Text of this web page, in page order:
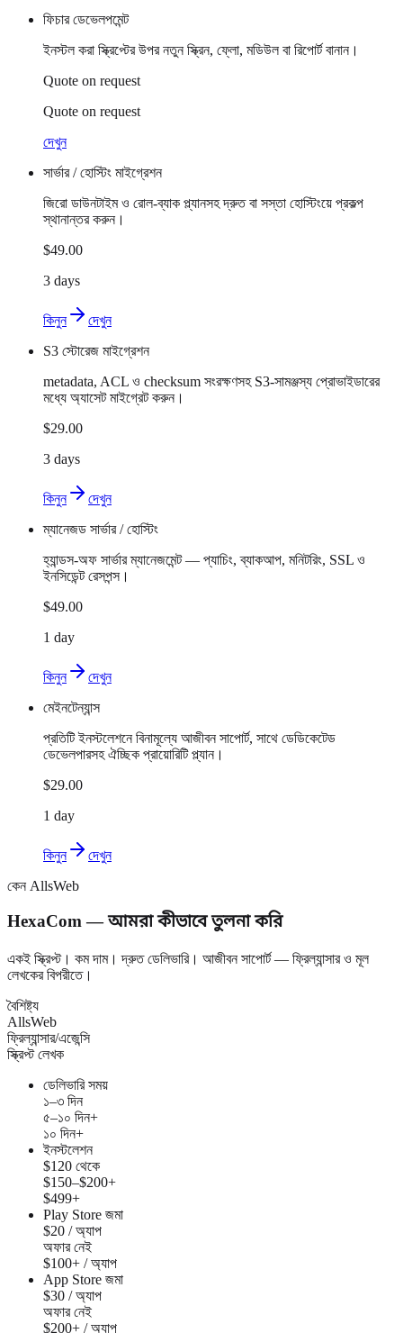
ফিচার ডেভেলপমেন্ট
ইনস্টল করা স্ক্রিপ্টের উপর নতুন স্ক্রিন, ফ্লো, মডিউল বা রিপোর্ট বানান।
Quote on request
Quote on request
দেখুন
সার্ভার / হোস্টিং মাইগ্রেশন
জিরো ডাউনটাইম ও রোল-ব্যাক প্ল্যানসহ দ্রুত বা সস্তা হোস্টিংয়ে প্রকল্প
স্থানান্তর করুন।
$49.00
3 days
কিনুন
দেখুন
S3 স্টোরেজ মাইগ্রেশন
metadata, ACL ও checksum সংরক্ষণসহ S3-সামঞ্জস্য প্রোভাইডারের
মধ্যে অ্যাসেট মাইগ্রেট করুন।
$29.00
3 days
কিনুন
দেখুন
ম্যানেজড সার্ভার / হোস্টিং
হ্যান্ডস-অফ সার্ভার ম্যানেজমেন্ট — প্যাচিং, ব্যাকআপ, মনিটরিং, SSL ও
ইনসিডেন্ট রেসপন্স।
$49.00
1 day
কিনুন
দেখুন
মেইনটেন্যান্স
প্রতিটি ইনস্টলেশনে বিনামূল্যে আজীবন সাপোর্ট, সাথে ডেডিকেটেড
ডেভেলপারসহ ঐচ্ছিক প্রায়োরিটি প্ল্যান।
$29.00
1 day
কিনুন
দেখুন
কেন AllsWeb
HexaCom — আমরা কীভাবে তুলনা করি
একই স্ক্রিপ্ট। কম দাম। দ্রুত ডেলিভারি। আজীবন সাপোর্ট — ফ্রিল্যান্সার ও মূল
লেখকের বিপরীতে।
বৈশিষ্ট্য
AllsWeb
ফ্রিল্যান্সার/এজেন্সি
স্ক্রিপ্ট লেখক
ডেলিভারি সময়
১–৩ দিন
৫–১০ দিন+
১০ দিন+
ইনস্টলেশন
$120 থেকে
$150–$200+
$499+
Play Store জমা
$20 / অ্যাপ
অফার নেই
$100+ / অ্যাপ
App Store জমা
$30 / অ্যাপ
অফার নেই
$200+ / অ্যাপ